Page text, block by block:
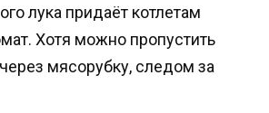
лука придаёт котлетам
Хотя можно пропустить
мясорубку, следом за